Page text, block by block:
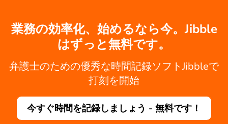
業務の効率化、始めるなら今。Jibble
はずっと無料です。
弁護士のための優秀な時間記録ソフトJibbleで
打刻を開始
今すぐ時間を記録しましょう - 無料です！